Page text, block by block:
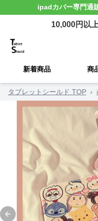
ipadカバー専門通
10,000円以
新着商品 商
タブレットシールド TOP ›
Previous slide